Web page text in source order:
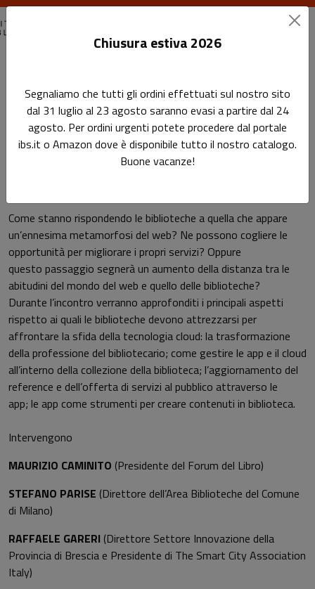
La biblioteca nella nuvola - BOOKCITY 2018
La biblioteca nella nuvola -
BOOKCITY 2018
Sottotitolo non presente
Come stanno rispondendo le biblioteche a quella che appare
un’ennesima metamorfosi del web? Ne possono cogliere le
opportunità per migliorare i propri servizi? Oppure
questo passaggio segnerà un aumento della distanza tra le
abitudini del mondo del web e quello delle biblioteche?
Durante l’incontro verranno approfonditi i principali aspetti
rispetto ai quali le biblioteche devono attrezzarsi per
affrontare la sfida della tecnologia cloud: la trasformazione
della professione del bibliotecario; come gestire le app e il cloud
all’interno della collezione della biblioteca; l’aggiornamento del
reference e dell’offerta di servizi al pubblico attraverso le
app; le app come strumenti per creare contenuti in biblioteca.
Intervengono
MAURIZIO CAMINITO (Presidente del Forum del Libro)
STEFANO PARISE (Direttore dell’Area Biblioteche del Comune
di Milano)
RAFFAELE GARERI (Direttore Settore Innovazione della
Provincia di Brescia e Presidente di The Smart City Association
Italy)
Chiusura estiva 2026
Segnaliamo che tutti gli ordini effettuati sul nostro sito
dal 31 luglio al 23 agosto saranno evasi a partire dal 24
agosto. Per ordini urgenti potete procedere dal portale
ibs.it o Amazon dove è disponibile tutto il nostro catalogo.
Buone vacanze!